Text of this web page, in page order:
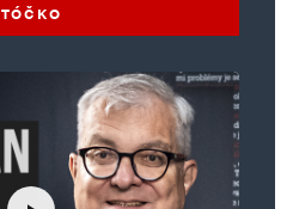
TÓČKO